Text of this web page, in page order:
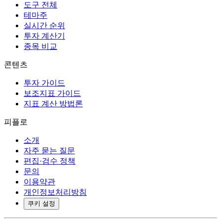
도구 전체
테마주
실시간 순위
투자 계산기
종목 비교
콘텐츠
투자 가이드
보조지표 가이드
지표 계산 방법론
피플로
소개
자주 묻는 질문
편집·검수 정책
문의
이용약관
개인정보처리방침
쿠키 설정